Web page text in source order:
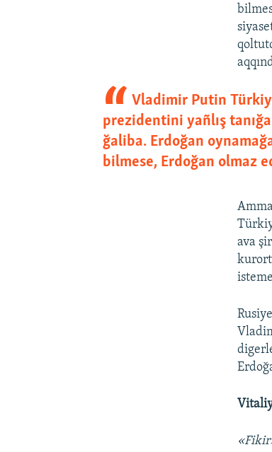
Vladimir Putin
prezidentini yañlış
ğaliba. Erdoğan
bilmese, Erdoğan olmaz
ava